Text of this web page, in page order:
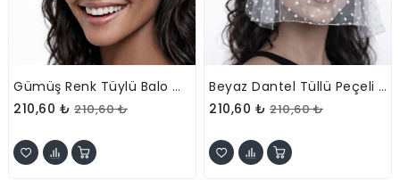
Gümüş Renk Tüylü Balo Maskesi
210,60 ₺ 210,60 ₺
Beyaz Dantel Tüllü Peçeli Parti Maskesi – Tüylü İnci Detaylı
210,60 ₺ 210,60 ₺